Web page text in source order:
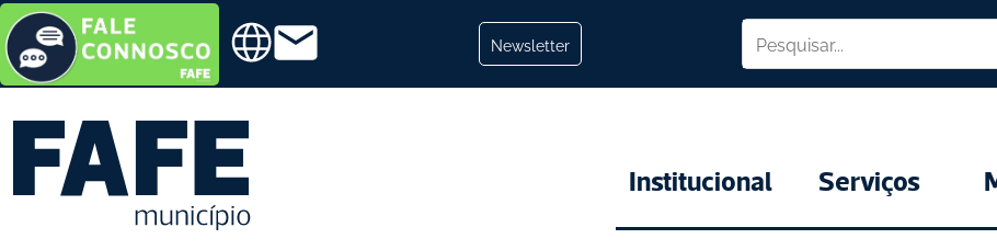
Newsletter
Institucional Serviços